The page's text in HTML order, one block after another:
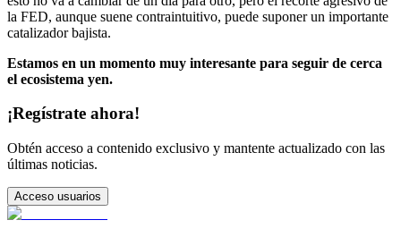
la FED, aunque suene contraintuitivo, puede suponer un importante
catalizador bajista.
Estamos en un momento muy interesante para seguir de cerca
el ecosistema yen.
¡Regístrate ahora!
Obtén acceso a contenido exclusivo y mantente actualizado con las
últimas noticias.
Acceso usuarios